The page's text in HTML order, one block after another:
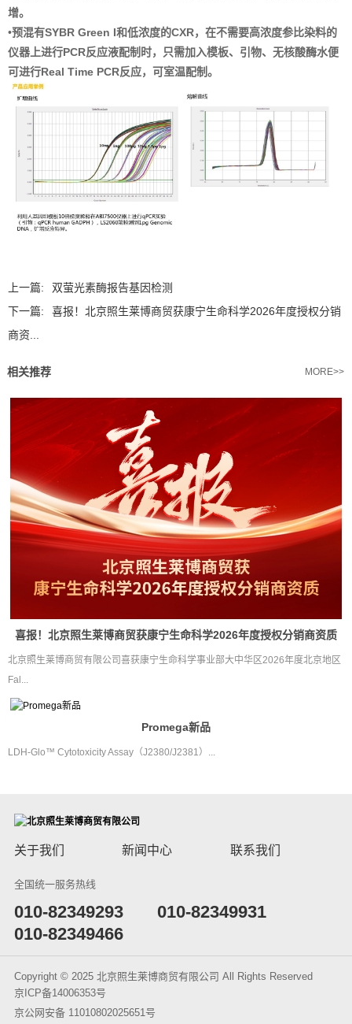
增。
•预混有SYBR Green I和低浓度的CXR，在不需要高浓度参比染料的
仪器上进行PCR反应液配制时，只需加入模板、引物、无核酸酶水便
可进行Real Time PCR反应，可室温配制。
上一篇:
双萤光素酶报告基因检测
下一篇:
喜报！北京照生莱博商贸获康宁生命科学2026年度授权分销
商资...
相关推荐 MORE>>
喜报！北京照生莱博商贸获康宁生命科学2026年度授权分销商资质
北京照生莱博商贸有限公司喜获康宁生命科学事业部大中华区2026年度北京地区
Fal...
Promega新品
LDH-Glo™ Cytotoxicity Assay（J2380/J2381）...
关于我们 新闻中心 联系我们
全国统一服务热线
​010-82349293
010-82349931
010-82349466
Copyright © 2025 北京照生莱博商贸有限公司 All Rights Reserved
京ICP备14006353号
京公网安备 11010802025651号